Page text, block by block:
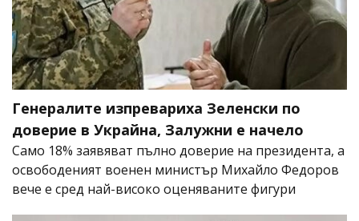
Генералите изпревариха Зеленски по
доверие в Украйна, Залужни е начело
Само 18% заявяват пълно доверие на президента, а
освободеният военен министър Михайло Федоров
вече е сред най-високо оценяваните фигури